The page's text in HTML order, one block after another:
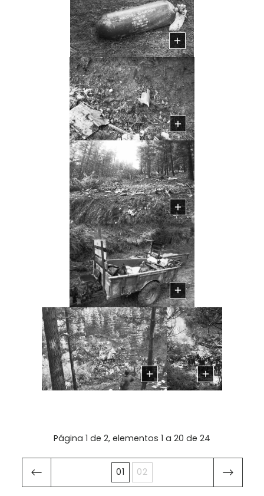
Página 1 de 2, elementos 1 a 20 de 24
01 02